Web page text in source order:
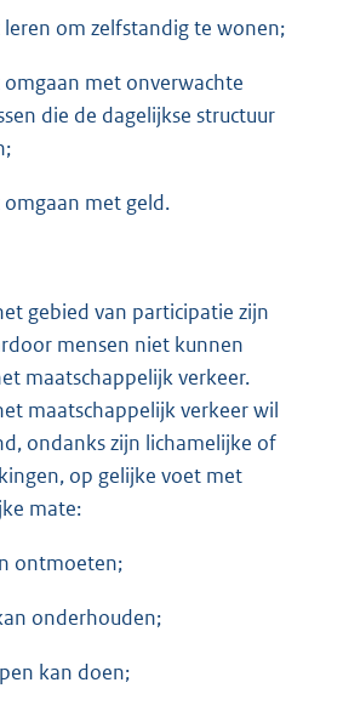
om zelfstandig te wonen;
met onverwachte
die de dagelijkse structuur
met geld.
gebied van participatie zijn
mensen niet kunnen
maatschappelijk verkeer.
maatschappelijk verkeer wil
ondanks zijn lichamelijke of
op gelijke voet met
mate:
ontmoeten;
onderhouden;
kan doen;